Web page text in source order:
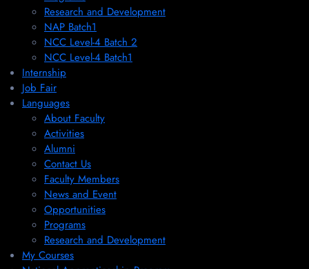
Research and Development
NAP Batch1
NCC Level-4 Batch 2
NCC Level-4 Batch1​
Internship
Job Fair
Languages
About Faculty
Activities
Alumni
Contact Us
Faculty Members
News and Event
Opportunities
Programs
Research and Development
My Courses